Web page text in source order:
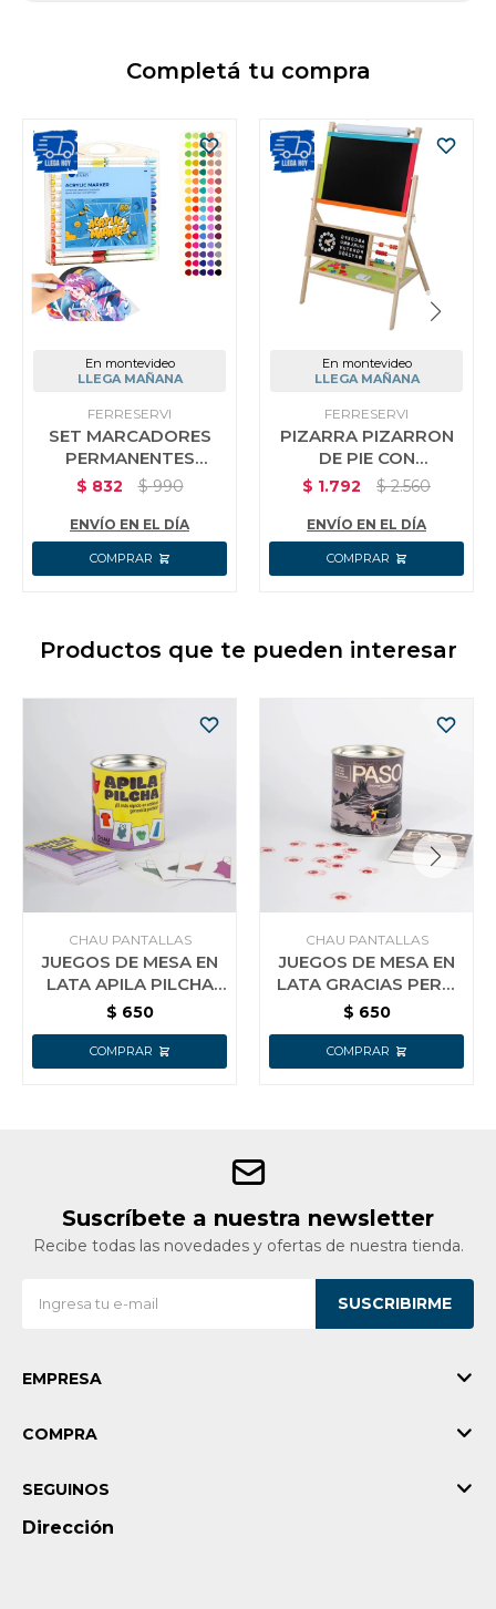
Completá tu compra
En montevideo
LLEGA MAÑANA
FERRESERVI
SET MARCADORES
PERMANENTES
ACRILICO 80 PIEZAS
$ 832 $ 990
ENVÍO EN EL DÍA
En montevideo
LLEGA MAÑANA
FERRESERVI
PIZARRA PIZARRON
DE PIE CON
ACCESORIOS
$ 1.792 $ 2.560
ENVÍO EN EL DÍA
Productos que te pueden interesar
CHAU PANTALLAS
JUEGOS DE MESA EN
LATA APILA PILCHA
CHAU PANTALLAS
$ 650
CHAU PANTALLAS
JUEGOS DE MESA EN
LATA GRACIAS PERO
PASO CHAU
$ 650
Suscríbete a nuestra newsletter
Recibe todas las novedades y ofertas de nuestra tienda.
SUSCRIBIRME
EMPRESA
COMPRA
Dirección
SEGUINOS